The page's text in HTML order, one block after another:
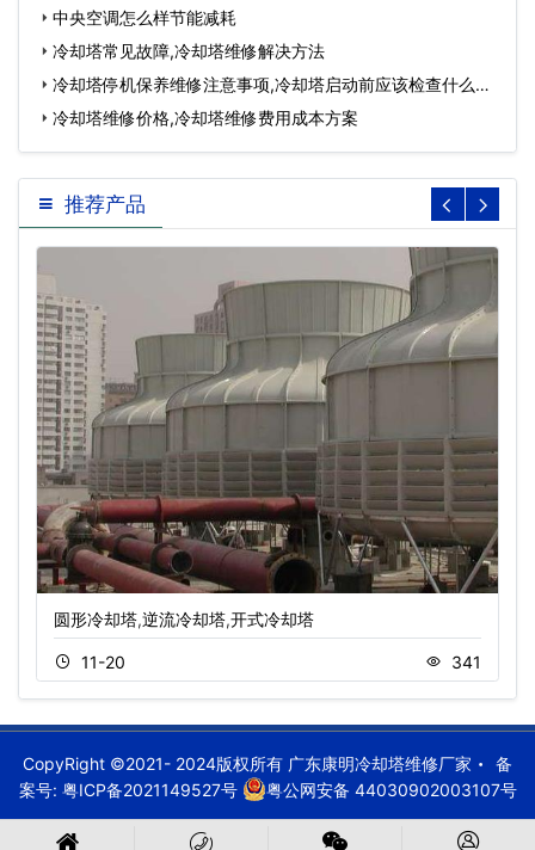
中央空调怎么样节能减耗
冷却塔常见故障,冷却塔维修解决方法
冷却塔停机保养维修注意事项,冷却塔启动前应该检查什么…
冷却塔维修价格,冷却塔维修费用成本方案
推荐产品
圆形冷却塔,逆流冷却塔,开式冷却塔
11-20 341
CopyRight ©2021- 2024版权所有 广东康明冷却塔维修厂家
备
案号: 粤ICP备2021149527号 粤公网安备 44030902003107号